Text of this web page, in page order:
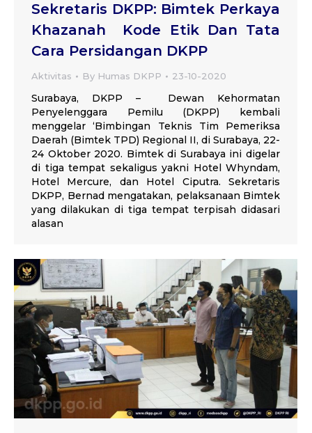
Sekretaris DKPP: Bimtek Perkaya
Khazanah Kode Etik Dan Tata
Cara Persidangan DKPP
Aktivitas By Humas DKPP 23-10-2020
Surabaya, DKPP – Dewan Kehormatan
Penyelenggara Pemilu (DKPP) kembali
menggelar ‘Bimbingan Teknis Tim Pemeriksa
Daerah (Bimtek TPD) Regional II, di Surabaya, 22-
24 Oktober 2020. Bimtek di Surabaya ini digelar
di tiga tempat sekaligus yakni Hotel Whyndam,
Hotel Mercure, dan Hotel Ciputra. Sekretaris
DKPP, Bernad mengatakan, pelaksanaan Bimtek
yang dilakukan di tiga tempat terpisah didasari
alasan